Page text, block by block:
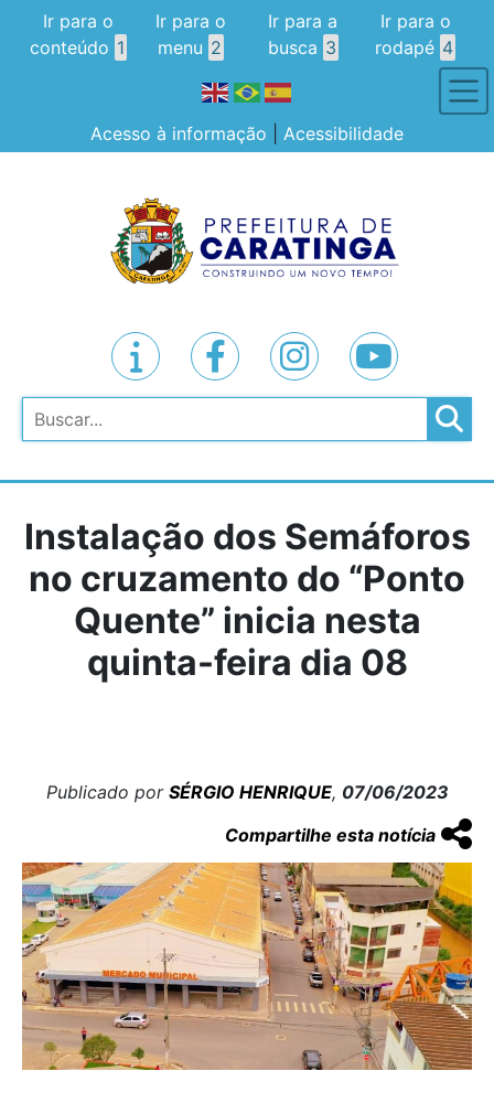
Ir para o
conteúdo 1
Ir para o
menu 2
Ir para a
busca 3
Ir para o
rodapé 4
Acesso à informação Acessibilidade
Pesquisar
Instalação dos Semáforos
no cruzamento do “Ponto
Quente” inicia nesta
quinta-feira dia 08
Publicado por SÉRGIO HENRIQUE, 07/06/2023
Compartilhe esta notícia